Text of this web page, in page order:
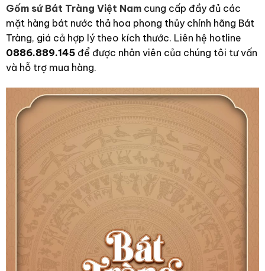
Gốm sứ Bát Tràng Việt Nam cung cấp đầy đủ các
mặt hàng bát nước thả hoa phong thủy chính hãng Bát
Tràng, giá cả hợp lý theo kích thước. Liên hệ hotline
0886.889.145để được nhân viên của chúng tôi tư vấn
và hỗ trợ mua hàng.